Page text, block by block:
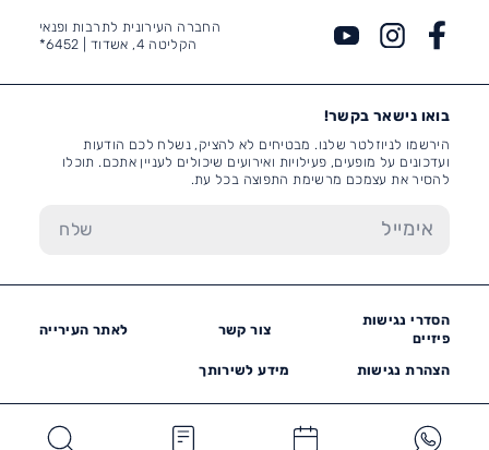
החברה העירונית לתרבות ופנאי
הקליטה 4, אשדוד |
6452*
בואו נישאר בקשר!
הירשמו לניוזלטר שלנו. מבטיחים לא להציק, נשלח לכם הודעות
ועדכונים על מופעים, פעילויות ואירועים שיכולים לעניין אתכם. תוכלו
להסיר את עצמכם מרשימת התפוצה בכל עת.
הסדרי נגישות
פיזיים
צור קשר לאתר העירייה
הצהרת נגישות מידע לשירותך